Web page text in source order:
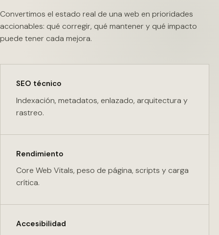
Convertimos el estado real de una web en prioridades
accionables: qué corregir, qué mantener y qué impacto
puede tener cada mejora.
SEO técnico
Indexación, metadatos, enlazado, arquitectura y
rastreo.
Rendimiento
Core Web Vitals, peso de página, scripts y carga
crítica.
Accesibilidad